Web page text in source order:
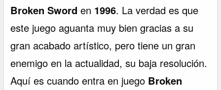
Broken Sword en 1996. La verdad es que
este juego aguanta muy bien gracias a su
gran acabado artístico, pero tiene un gran
enemigo en la actualidad, su baja resolución.
Aquí es cuando entra en juego Broken